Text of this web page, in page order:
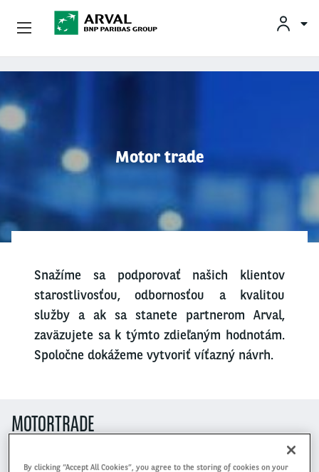
Motor trade
Snažíme sa podporovať našich klientov
starostlivosťou, odbornosťou a kvalitou
služby a ak sa stanete partnerom Arval,
zaväzujete sa k týmto zdieľaným hodnotám.
Spoločne dokážeme vytvoriť víťazný návrh.
MOTORTRADE
Podnikatelia
Mobilita
Informácie Pre Vodičov
By clicking “Accept All Cookies”, you agree to the storing of cookies on your